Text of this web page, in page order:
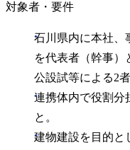
対象者・要件
石川県内に本社、
を代表者（幹事）
公設試等による2
連携体内で役割分
と。
建物建設を目的と